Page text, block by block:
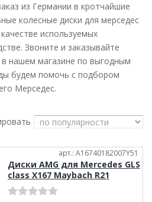
из Германии в кротчайшие
колесные диски для мерседес
используемых
Звоните и заказывайте
в нашем магазине по выгодным
будем помочь с подбором
Мерседес.
арт.: A16740182007Y51
Диски AMG для Mercedes GLS
class X167 Maybach R21